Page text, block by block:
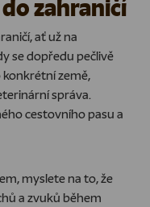
zahraničí
ať už na
se dopředu pečlivě
země,
správa.
cestovního pasu a
myslete na to, že
a zvuků během